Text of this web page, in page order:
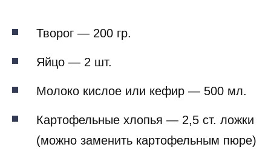
Творог — 200 гр.
Яйцо — 2 шт.
Молоко кислое или кефир — 500 мл.
Картофельные хлопья — 2,5 ст. ложки
(можно заменить картофельным пюре)